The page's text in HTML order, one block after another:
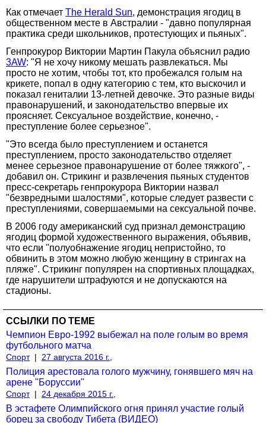
Как отмечает The Herald Sun, демонстрация ягодиц в
общественном месте в Австралии - "давно популярная
практика среди школьников, протестующих и пьяных".
Генпрокурор Виктории Мартин Пакула объяснил радио
3AW: "Я не хочу никому мешать развлекаться. Мы
просто не хотим, чтобы тот, кто пробежался голым на
крикете, попал в одну категорию с тем, кто выскочил и
показал гениталии 13-летней девочке. Это разные виды
правонарушений, и законодательство впервые их
проясняет. Сексуальное воздействие, конечно, -
преступление более серьезное".
"Это всегда было преступлением и останется
преступлением, просто законодательство отделяет
менее серьезное правонарушение от более тяжкого", -
добавил он. Стрикинг и развлечения пьяных студентов
пресс-секретарь генпрокурора Виктории назвал
"безвредными шалостями", которые следует развести с
преступлениями, совершаемыми на сексуальной почве.
В 2006 году американский суд признал демонстрацию
ягодиц формой художественного выражения, объявив,
что если "полуобнажение ягодиц непристойно, то
обвинить в этом можно любую женщину в стрингах на
пляже". Стрикинг популярен на спортивных площадках,
где нарушители штрафуются и не допускаются на
стадионы.
ССЫЛКИ ПО ТЕМЕ
Чемпион Евро-1992 выбежал на поле голым во время
футбольного матча
Спорт | 27 августа 2016 г.,
Полиция арестовала голого мужчину, гонявшего мяч на
арене "Боруссии"
Спорт | 24 декабря 2015 г.,
В эстафете Олимпийского огня принял участие голый
борец за свободу Тибета (ВИДЕО)